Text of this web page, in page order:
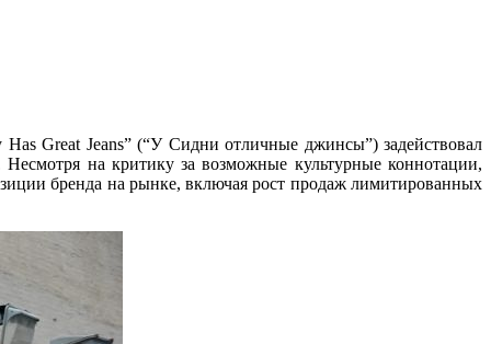
Great Jeans” (“У Сидни отличные джинсы”) задействовал
на критику за возможные культурные коннотации,
бренда на рынке, включая рост продаж лимитированных